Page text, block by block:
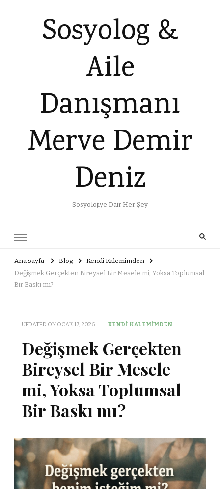
Sosyolog &
Aile
Danışmanı
Merve Demir
Deniz
Sosyolojiye Dair Her Şey
Ana sayfa Blog
Kendi Kalemimden
Değişmek Gerçekten Bireysel Bir Mesele mi, Yoksa Toplumsal
Bir Baskı mı?
UPDATED ON OCAK 17, 2026 KENDI KALEMIMDEN
Değişmek Gerçekten
Bireysel Bir Mesele
mi, Yoksa Toplumsal
Bir Baskı mı?